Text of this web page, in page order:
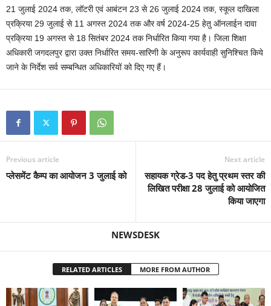
21 जुलाई 2024 तक, लॉटरी एवं आबंटन 23 से 26 जुलाई 2024 तक, स्कूल दाखिला
प्रक्रिया 29 जुलाई से 11 अगस्त 2024 तक और वर्ष 2024-25 हेतु ऑनलाईन दावा
प्रक्रिया 19 अगस्त से 18 सितंबर 2024 तक निर्धारित किया गया है। जिला शिक्षा
अधिकारी जगदलपुर द्वारा उक्त निर्धारित समय-सारिणी के अनुरूप कार्यवाही सुनिश्चित किये
जाने के निर्देश सर्व सम्बन्धित अधिकारियों को दिए गए हैं।
Previous article
प्लेसमेंट कैम्प का आयोजन 3 जुलाई को
Next article
सहायक ग्रेड-3 पद हेतु प्रथम स्तर की
लिखित परीक्षा 28 जुलाई को आयोजित
किया जाएगा
NEWSDESK
RELATED ARTICLES MORE FROM AUTHOR